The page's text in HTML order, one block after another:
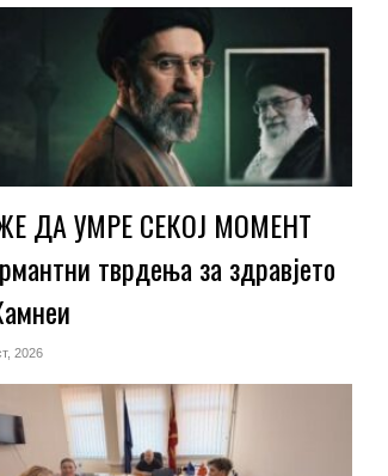
ДА УМРЕ СЕКОЈ МОМЕНТ
тврдења за здравјето
2026